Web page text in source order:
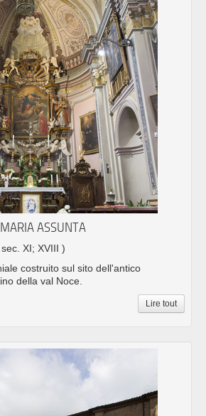
ASSUNTA
sec. XI; XVIII )
costruito sul sito dell'antico
della val Noce.
Lire tout